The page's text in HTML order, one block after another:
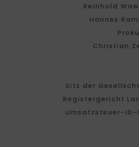
Reinhold
Hannes
Christian
Sitz der
Registergericht
Umsatzsteuer-ID-